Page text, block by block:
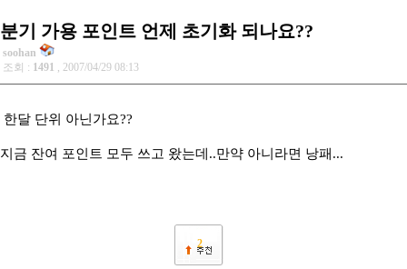
분기 가용 포인트 언제 초기화 되나요??
soohan
조회 : 1491 , 2007/04/29 08:13
한달 단위 아닌가요??
지금 잔여 포인트 모두 쓰고 왔는데..만약 아니라면 낭패...
2